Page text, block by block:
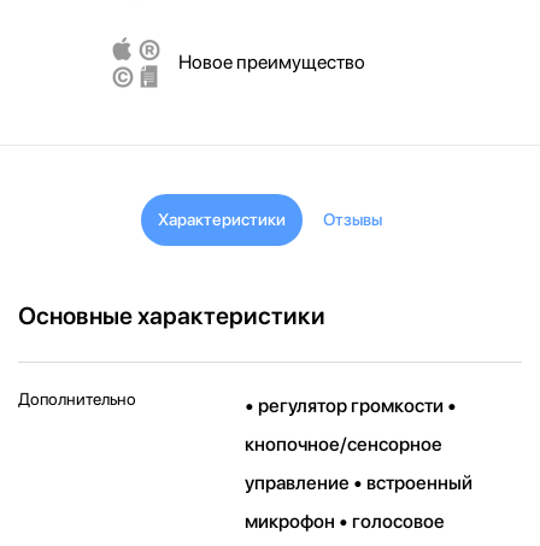
Новое преимущество
Характеристики Отзывы
Основные характеристики
Дополнительно
• регулятор громкости •
кнопочное/сенсорное
управление • встроенный
микрофон • голосовое